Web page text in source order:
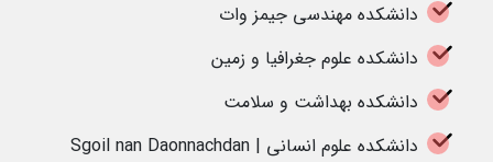
دانشکده مهندسی جیمز وات
دانشکده علوم جغرافیا و زمین
دانشکده بهداشت و سلامت
دانشکده علوم انسانی | Sgoil nan Daonnachdan